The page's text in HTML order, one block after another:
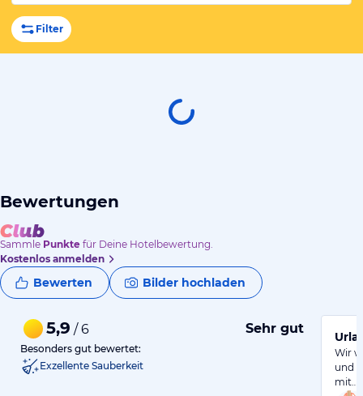
Filter
Bewertungen
Sammle Punkte für Deine Hotelbewertung.
Kostenlos anmelden
Bewerten Bilder hochladen
5,9 / 6 Sehr gut
Besonders gut bewertet:
Exzellente Sauberkeit
Wir
und
mit…